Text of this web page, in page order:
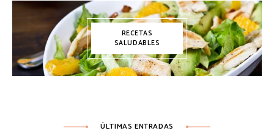
RECETAS
SALUDABLES
ÚLTIMAS ENTRADAS